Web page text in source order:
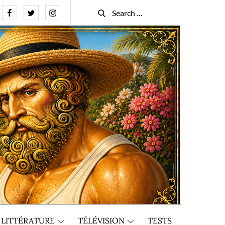
FacebookTwitterInstagram
Search
for:
Search
LITTÉRATURE TÉLÉVISION TESTS